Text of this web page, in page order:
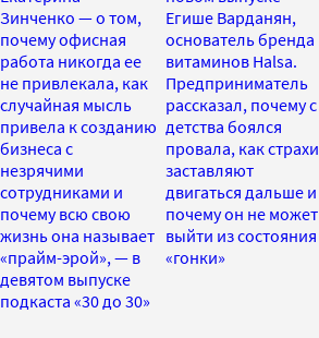
Зинченко — о том,
почему офисная
работа никогда ее
не привлекала, как
случайная мысль
привела к созданию
бизнеса с
незрячими
сотрудниками и
почему всю свою
жизнь она называет
«прайм-эрой», — в
девятом выпуске
подкаста «30 до 30»
Егише Варданян,
основатель бренда
витаминов Halsa.
Предприниматель
рассказал, почему с
детства боялся
провала, как страхи
заставляют
двигаться дальше и
почему он не может
выйти из состояния
«гонки»